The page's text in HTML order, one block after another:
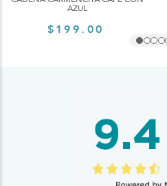
AZUL
$199.00